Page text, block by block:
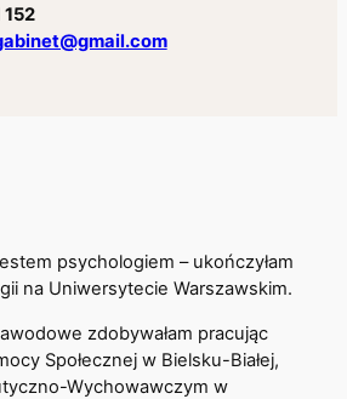
psychologiem – ukończyłam
na Uniwersytecie Warszawskim.
zdobywałam pracując
Społecznej w Bielsku-Białej,
Wychowawczym w